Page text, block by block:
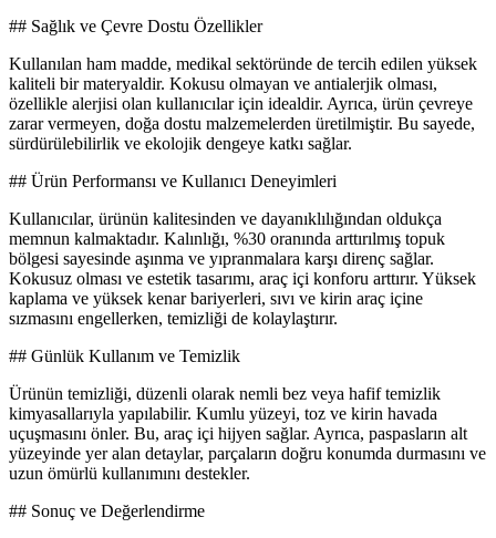
## Sağlık ve Çevre Dostu Özellikler
Kullanılan ham madde, medikal sektöründe de tercih edilen yüksek
kaliteli bir materyaldir. Kokusu olmayan ve antialerjik olması,
özellikle alerjisi olan kullanıcılar için idealdir. Ayrıca, ürün çevreye
zarar vermeyen, doğa dostu malzemelerden üretilmiştir. Bu sayede,
sürdürülebilirlik ve ekolojik dengeye katkı sağlar.
## Ürün Performansı ve Kullanıcı Deneyimleri
Kullanıcılar, ürünün kalitesinden ve dayanıklılığından oldukça
memnun kalmaktadır. Kalınlığı, %30 oranında arttırılmış topuk
bölgesi sayesinde aşınma ve yıpranmalara karşı direnç sağlar.
Kokusuz olması ve estetik tasarımı, araç içi konforu arttırır. Yüksek
kaplama ve yüksek kenar bariyerleri, sıvı ve kirin araç içine
sızmasını engellerken, temizliği de kolaylaştırır.
## Günlük Kullanım ve Temizlik
Ürünün temizliği, düzenli olarak nemli bez veya hafif temizlik
kimyasallarıyla yapılabilir. Kumlu yüzeyi, toz ve kirin havada
uçuşmasını önler. Bu, araç içi hijyen sağlar. Ayrıca, paspasların alt
yüzeyinde yer alan detaylar, parçaların doğru konumda durmasını ve
uzun ömürlü kullanımını destekler.
## Sonuç ve Değerlendirme